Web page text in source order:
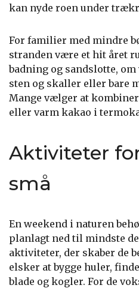
kan nyde roen under
For familier med mindre
stranden være et hit året
badning og sandslotte,
sten og skaller eller bare
Mange vælger at
eller varm kakao i
Aktiviteter
små
En weekend i naturen
planlagt ned til mindste
aktiviteter, der skaber de
elsker at bygge huler,
blade og kogler. For de